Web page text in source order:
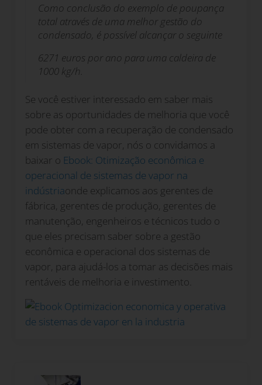
Como conclusão do exemplo de poupança
total através de uma melhor gestão do
condensado, é possível alcançar o seguinte
6271 euros por ano para uma caldeira de
1000 kg/h.
Se você estiver interessado em saber mais
sobre as oportunidades de melhoria que você
pode obter com a recuperação de condensado
em sistemas de vapor, nós o convidamos a
baixar o Ebook: Otimização econômica e
operacional de sistemas de vapor na
indústriaonde explicamos aos gerentes de
fábrica, gerentes de produção, gerentes de
manutenção, engenheiros e técnicos tudo o
que eles precisam saber sobre a gestão
econômica e operacional dos sistemas de
vapor, para ajudá-los a tomar as decisões mais
rentáveis de melhoria e investimento.